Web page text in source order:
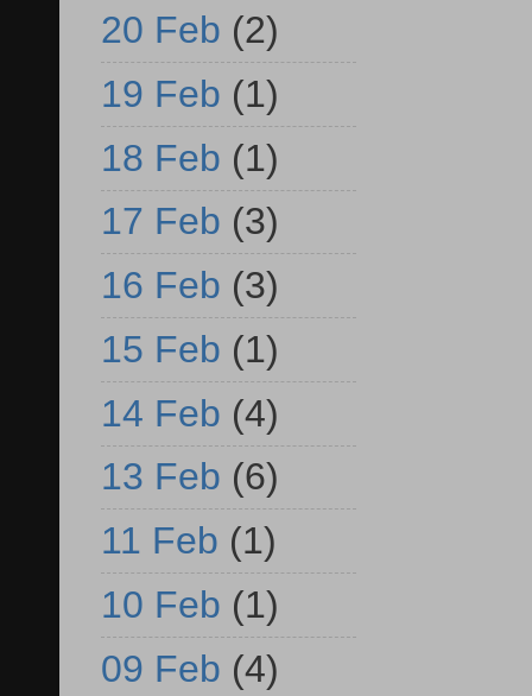
20 Feb (2)
19 Feb (1)
18 Feb (1)
17 Feb (3)
16 Feb (3)
15 Feb (1)
14 Feb (4)
13 Feb (6)
11 Feb (1)
10 Feb (1)
09 Feb (4)